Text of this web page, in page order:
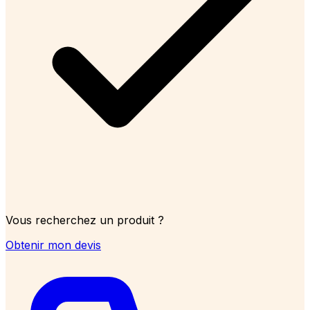
Vous recherchez un produit ?
Obtenir mon devis